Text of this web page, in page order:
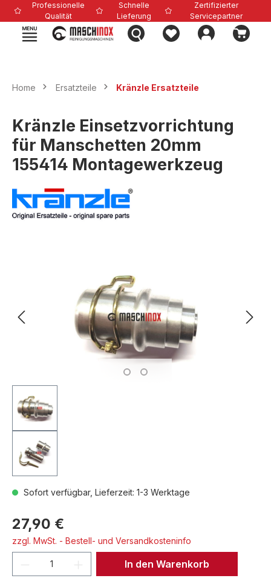
springen
Professionelle
Qualität
Schnelle
Lieferung
Zertifizierter
Servicepartner
Home Ersatzteile Kränzle Ersatzteile
Kränzle Einsetzvorrichtung
für Manschetten 20mm
155414 Montagewerkzeug
Sofort verfügbar, Lieferzeit: 1-3 Werktage
27,90 €
zzgl. MwSt. - Bestell- und Versandkosteninfo
Produkt Anzahl: Gib den
In den Warenkorb